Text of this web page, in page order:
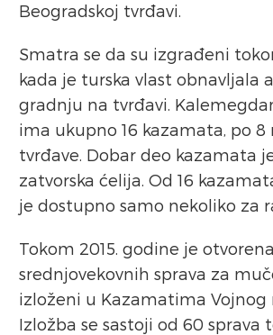
Beogradskoj tvrđavi.
Smatra se da su izgrađeni
kada je turska vlast obnavljala
gradnju na tvrđavi.
ima ukupno 16 kazamata, po 8
tvrđave. Dobar deo kazamata
zatvorska ćelija. Od 16
je dostupno samo nekoliko za
Tokom 2015. godine je
srednjovekovnih sprava za
izloženi u Kazamatima Vojnog
Izložba se sastoji od 60 sprava